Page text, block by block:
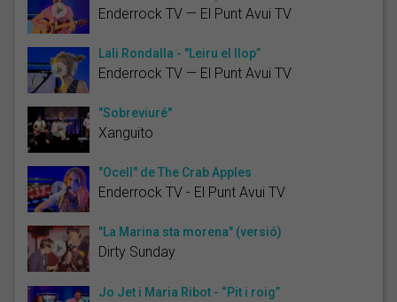
Enderrock TV — El Punt Avui TV
Lali Rondalla - "Leiru el llop”
Enderrock TV — El Punt Avui TV
"Sobreviuré"
Xanguito
"Ocell" de The Crab Apples
Enderrock TV - El Punt Avui TV
"La Marina sta morena" (versió)
Dirty Sunday
Jo Jet i Maria Ribot - “Pit i roig”